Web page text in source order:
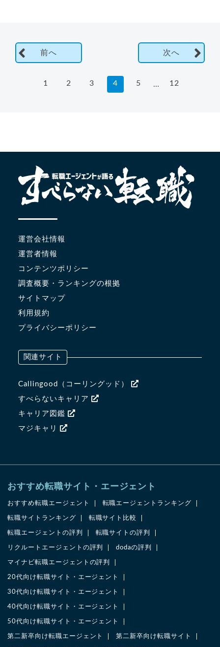
前へ 次へ
1 2 3 4 5 … 12
運営会社情報
運営者情報
コンテンツポリシー
調査概要・ランキングの根拠
サイトマップ
利用規約
プライバシーポリシー
関連サイト
Callingood（コーリングッド）
すべらないキャリア
キャリア図鑑
マジキャリ
おすすめ転職サイト・エージェント
おすすめ転職エージェント 転職エージェントランキング
転職サイトランキング 転職サイト比較
転職エージェントの評判 転職サイトの評判
リクルートエージェントの評判 dodaの評判
マイナビ転職エージェントの評判
20代向け転職サイト・エージェント
30代向け転職サイト・エージェント
40代向け転職サイト・エージェント
50代向け転職サイト・エージェント
第二新卒向け転職エージェント 第二新卒向け転職サイト